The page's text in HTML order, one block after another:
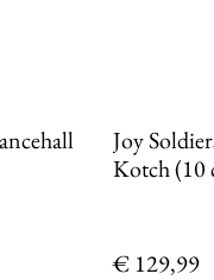
Joy
Kotch (10
€ 129,99